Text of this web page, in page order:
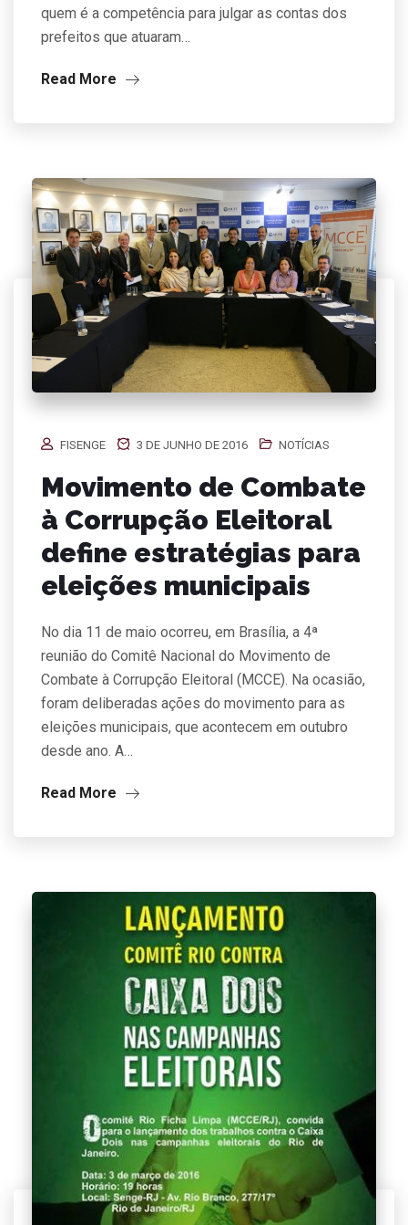
quem é a competência para julgar as contas dos
prefeitos que atuaram…
Read More
FISENGE 3 DE JUNHO DE 2016 NOTÍCIAS
Movimento de Combate
à Corrupção Eleitoral
define estratégias para
eleições municipais
No dia 11 de maio ocorreu, em Brasília, a 4ª
reunião do Comitê Nacional do Movimento de
Combate à Corrupção Eleitoral (MCCE). Na ocasião,
foram deliberadas ações do movimento para as
eleições municipais, que acontecem em outubro
desde ano. A…
Read More